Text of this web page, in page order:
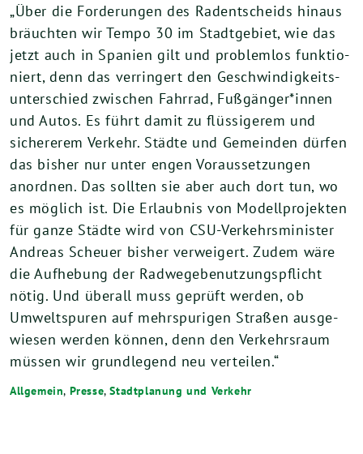
„Über die For­de­run­gen des Radent­scheids hin­aus
bräuch­ten wir Tem­po 30 im Stadt­ge­biet, wie das
jetzt auch in Spa­ni­en gilt und pro­blem­los funk­tio­
niert, denn das ver­rin­gert den Geschwin­dig­keits­
un­ter­schied zwi­schen Fahr­rad, Fußgänger*innen
und Autos. Es führt damit zu flüs­si­ge­rem und
siche­re­rem Ver­kehr. Städ­te und Gemein­den dür­fen
das bis­her nur unter engen Vor­aus­set­zun­gen
anord­nen. Das soll­ten sie aber auch dort tun, wo
es mög­lich ist. Die Erlaub­nis von Modell­pro­jek­ten
für gan­ze Städ­te wird von CSU-Ver­kehrs­mi­nis­ter
Andre­as Scheu­er bis­her ver­wei­gert. Zudem wäre
die Auf­he­bung der Rad­we­ge­be­nut­zungs­pflicht
nötig. Und über­all muss geprüft wer­den, ob
Umwelt­spu­ren auf mehr­spu­ri­gen Stra­ßen aus­ge­
wie­sen wer­den kön­nen, denn den Ver­kehrs­raum
müs­sen wir grund­le­gend neu verteilen.“
Allgemein, Presse,Stadtplanung und Verkehr